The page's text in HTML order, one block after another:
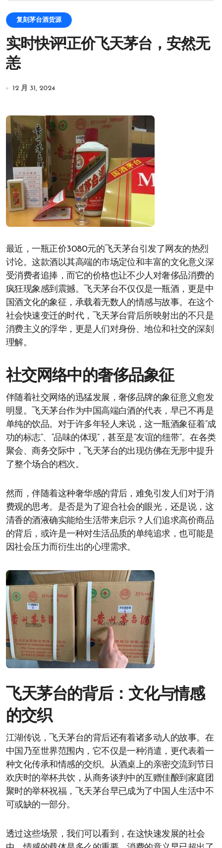
复刻茅台酒货源
实时快评!正价飞天茅台，安然无
恙
12 月 31, 2024
最近，一瓶正价3080元的飞天茅台引发了网友的热烈
讨论。这款酒以其高端的市场定位和丰富的文化意义深
受消费者追捧，而它的价格也让不少人对奢侈品消费的
疯狂现象感到震撼。飞天茅台不仅仅是一瓶酒，更是中
国酒文化的象征，承载着无数人的情感与故事。在这个
社会快速变迁的时代，飞天茅台背后所映射出的不只是
消费主义的浮华，更是人们对身份、地位和社交的深刻
理解。
社交网络中的奢侈品象征
伴随着社交网络的迅猛发展，奢侈品牌的象征意义愈发
明显。飞天茅台作为中国高端白酒的代表，早已不再是
单纯的饮品。对于许多年轻人来说，这一瓶酒象征着“成
功的标志”、“品味的体现”，甚至是“友谊的纽带”。在各类
聚会、商务交际中，飞天茅台的出现仿佛在无形中提升
了整个场合的档次。
然而，伴随着这种奢华感的背后，难免引发人们对于消
费观的思考。是否是为了迎合社会的眼光，还是说，这
清香的酒液确实能给生活带来启示？人们追求高价商品
的背后，或许是一种对生活品质的单纯追求，也可能是
因社会压力而衍生出的心理需求。
飞天茅台的背后：文化与情感
的交织
江湖传说，飞天茅台的背后还有着诸多动人的故事。在
中国乃至世界范围内，它不仅是一种消遣，更代表着一
种文化传承和情感的交织。从酒桌上的亲密交流到节日
欢庆时的举杯共饮，从商务谈判中的互赠佳酿到家庭团
聚时的举杯祝福，飞天茅台早已成为了中国人生活中不
可或缺的一部分。
透过这些场景，我们可以看到，在这快速发展的社会